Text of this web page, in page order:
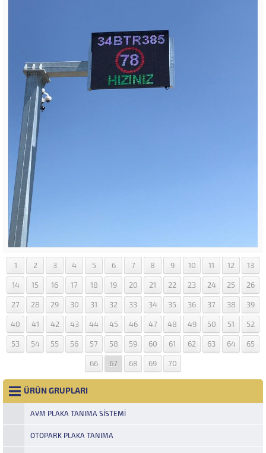
1 2 3 4 5 6 7 8 9 10 11 12 13
14 15 16 17 18 19 20 21 22 23 24 25 26
27 28 29 30 31 32 33 34 35 36 37 38 39
40 41 42 43 44 45 46 47 48 49 50 51 52
53 54 55 56 57 58 59 60 61 62 63 64 65
66 67 68 69 70
ÜRÜN GRUPLARI
AVM PLAKA TANIMA SISTEMI
OTOPARK PLAKA TANIMA